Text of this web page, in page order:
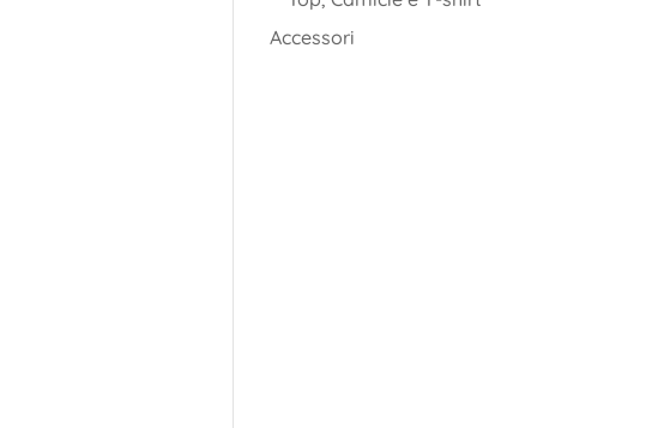
Accessori